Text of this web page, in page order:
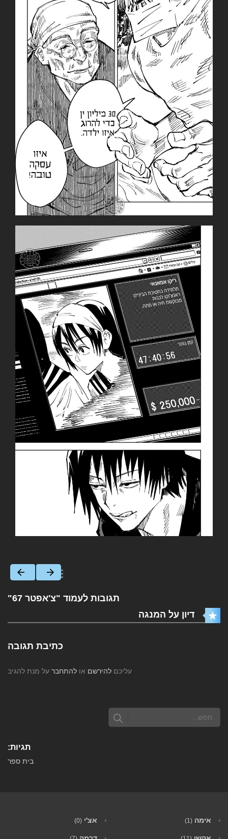
תגובות לעמוד "צ'אפטר 67"
דיון על המנגה
כתיבת תגובה
עליכם להירשם או להתחבר על מנת להגיב
תגיות:
בית ספר
אימה (1) אצ'י (0)